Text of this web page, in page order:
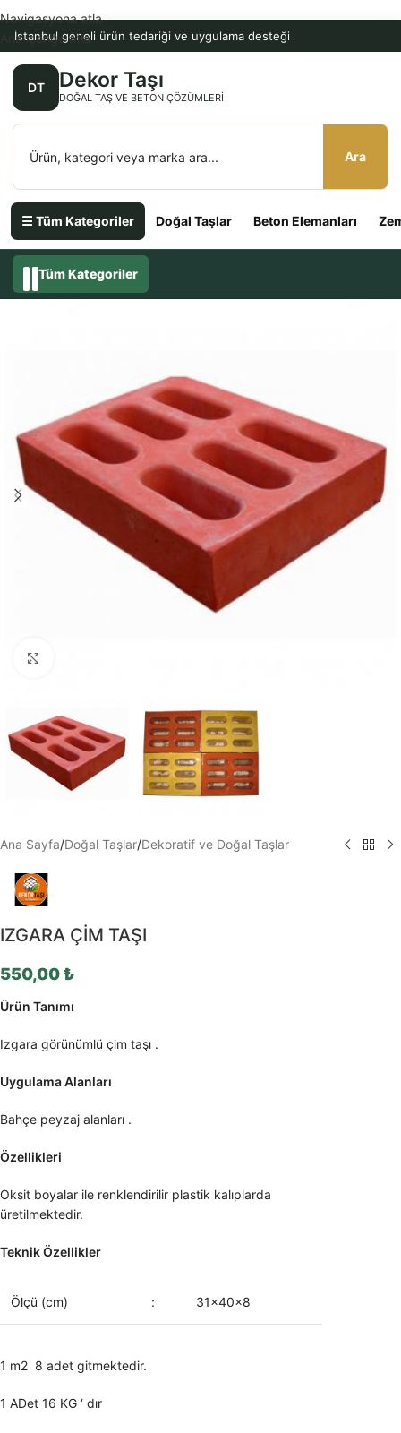
İstanbul geneli ürün tedariği ve uygulama desteği
DT Dekor Taşı
DOĞAL TAŞ VE BETON ÇÖZÜMLERI
Ara
☰ Tüm Kategoriler Doğal Taşlar Beton Elemanları
Navigasyona atla
Ana içeriğe atla
Tüm Kategoriler
Ana Sayfa/Doğal Taşlar/Dekoratif ve Doğal Taşlar
IZGARA ÇİM TAŞI
550,00 ₺
Ürün Tanımı
Izgara görünümlü çim taşı .
Uygulama Alanları
Bahçe peyzaj alanları .
Özellikleri
Oksit boyalar ile renklendirilir plastik kalıplarda
üretilmektedir.
Teknik Özellikler
Ölçü (cm) : 31x40x8
1 m2 8 adet gitmektedir.
1 ADet 16 KG ‘ dır